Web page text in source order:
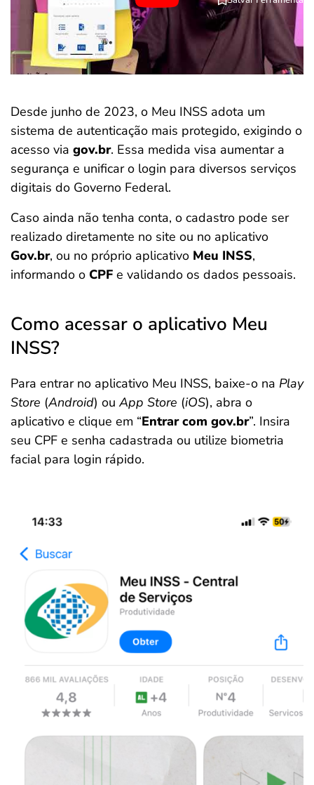
Desde junho de 2023, o Meu INSS adota um
sistema de autenticação mais protegido, exigindo o
acesso via gov.br. Essa medida visa aumentar a
segurança e unificar o login para diversos serviços
digitais do Governo Federal.
Caso ainda não tenha conta, o cadastro pode ser
realizado diretamente no site ou no aplicativo
Gov.br, ou no próprio aplicativo Meu INSS,
informando o CPF e validando os dados pessoais.
Como acessar o aplicativo Meu
INSS?
Para entrar no aplicativo Meu INSS, baixe-o na Play
Store (Android) ou App Store (iOS), abra o
aplicativo e clique em “Entrar com gov.br”. Insira
seu CPF e senha cadastrada ou utilize biometria
facial para login rápido.